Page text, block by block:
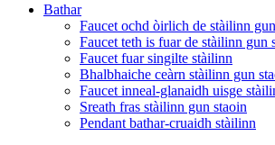
Bathar
Faucet ochd òirlich de stàilinn
Faucet teth is fuar de stàilinn gun
Faucet fuar singilte stàilinn
Bhalbhaiche ceàrn stàilinn gun
Faucet inneal-glanaidh uisge
Sreath fras stàilinn gun staoin
Pendant bathar-cruaidh stàilinn